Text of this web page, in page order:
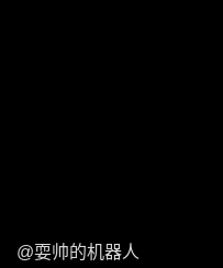
@耍帅的机器人